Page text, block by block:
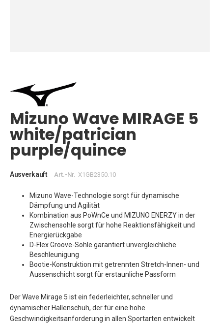
Bildgalerie
springen
Mizuno Wave MIRAGE 5
white/patrician
purple/quince
Ausverkauft Art.-Nr. X1GB2350.10
Mizuno Wave-Technologie sorgt für dynamische
Dämpfung und Agilität
Kombination aus PoWnCe und MIZUNO ENERZY in der
Zwischensohle sorgt für hohe Reaktionsfähigkeit und
Energierückgabe
D-Flex Groove-Sohle garantiert unvergleichliche
Beschleunigung
Bootie-Konstruktion mit getrennten Stretch-Innen- und
Aussenschicht sorgt für erstaunliche Passform
Der Wave Mirage 5 ist ein federleichter, schneller und
dynamischer Hallenschuh, der für eine hohe
Geschwindigkeitsanforderung in allen Sportarten entwickelt